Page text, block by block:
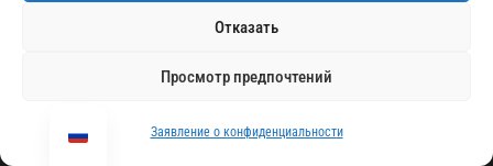
Отказать
Просмотр предпочтений
Заявление о конфиденциальности